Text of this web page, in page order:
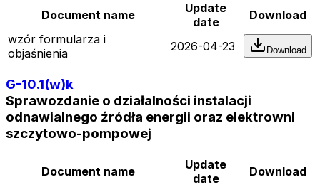
Document name
Update
date
Download
wzór formularza i
objaśnienia
2026-04-23 Download
G-10.1(w)k
Sprawozdanie o działalności instalacji
odnawialnego źródła energii oraz elektrowni
szczytowo-pompowej
Document name
Update
date
Download